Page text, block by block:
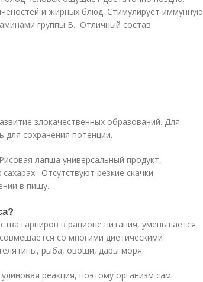
и жирных блюд. Стимулирует иммунную
группы В. Отличный состав
злокачественных образований. Для
сохранения потенции.
лапша универсальный продукт,
Отсутствуют резкие скачки
в пищу.
гарниров в рационе питания, уменьшается
со многими диетическими
рыба, овощи, дары моря.
реакция, поэтому организм сам